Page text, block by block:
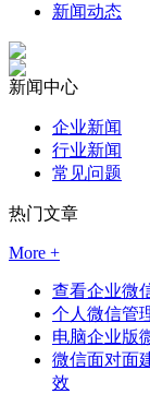
新闻动态
新闻中心
企业新闻
行业新闻
常见问题
热门文章
More +
查看企业微
个人微信管
电脑企业版
微信面对面
效